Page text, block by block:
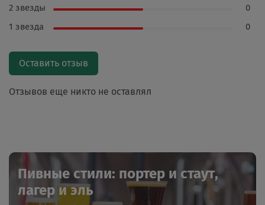
Отзывов еще никто не оставлял
2 звезды
0
1 звезда
0
Оставить отзыв
Пивные стили: портер и стаут,
лагер и эль